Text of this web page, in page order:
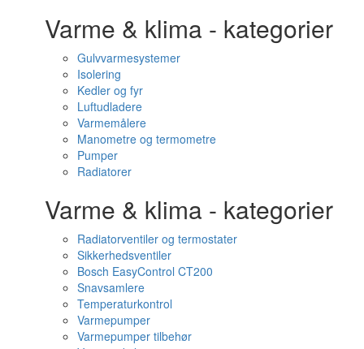
Varme & klima - kategorier
Gulvvarmesystemer
Isolering
Kedler og fyr
Luftudladere
Varmemålere
Manometre og termometre
Pumper
Radiatorer
Varme & klima - kategorier
Radiatorventiler og termostater
Sikkerhedsventiler
Bosch EasyControl CT200
Snavsamlere
Temperaturkontrol
Varmepumper
Varmepumper tilbehør